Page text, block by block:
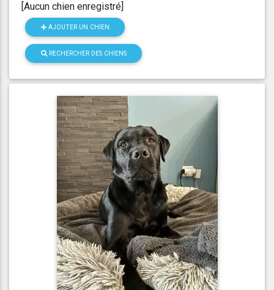
[Aucun chien enregistré]
AJOUTER UN CHIEN
RECHERCHER DES CHIENS